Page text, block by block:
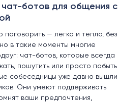
ботов для общения с
поговорить — легко и тепло, без
в такие моменты многие
чат-ботов, которые всегда
пошутить или просто побыть
собеседницы уже давно вышли
Они умеют поддерживать
ваши предпочтения,